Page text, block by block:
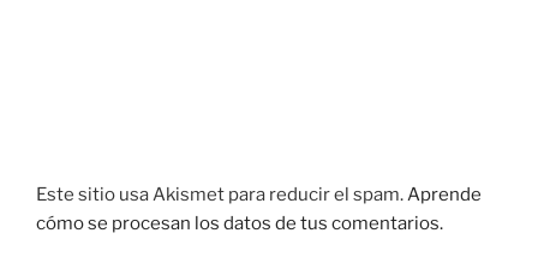
Este sitio usa Akismet para reducir el spam.Aprende
cómo se procesan los datos de tus comentarios.